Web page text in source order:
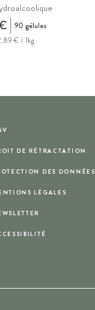
90 gélules
€ / 1kg
DE RÉTRACTATION
DES DONNÉES
LÉGALES